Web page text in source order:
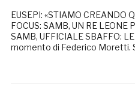
EUSEPI: «STIAMO CREANDO
FOCUS: SAMB, UN RE LEONE
SAMB, UFFICIALE SBAFFO:
momento di Federico Moretti.